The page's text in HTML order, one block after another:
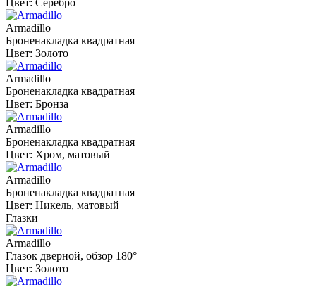
Armadillo
Броненакладка квадратная
Цвет: Золото
Armadillo
Броненакладка квадратная
Цвет: Бронза
Armadillo
Броненакладка квадратная
Цвет: Хром, матовый
Armadillo
Броненакладка квадратная
Цвет: Никель, матовый
Глазки
Armadillo
Глазок дверной, обзор 180°
Цвет: Золото